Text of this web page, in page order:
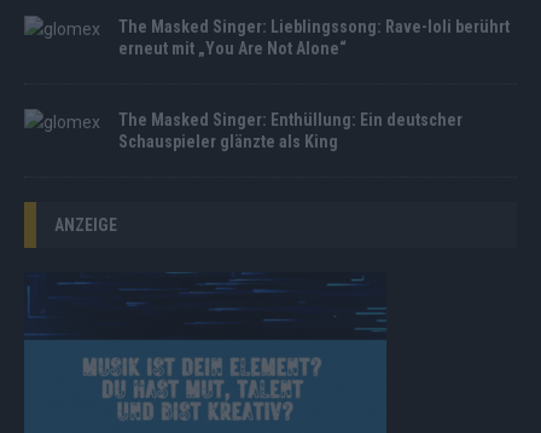
The Masked Singer: Lieblingssong: Rave-Ioli berührt
erneut mit „You Are Not Alone“
The Masked Singer: Enthüllung: Ein deutscher
Schauspieler glänzte als King
ANZEIGE